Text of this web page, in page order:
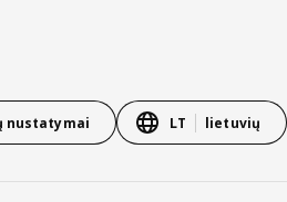
nustatymai LT lietuvių